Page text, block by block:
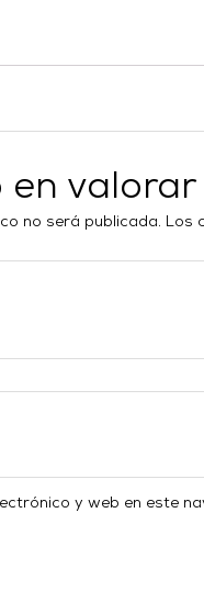
valorar
no será publicada. Los
y web en este